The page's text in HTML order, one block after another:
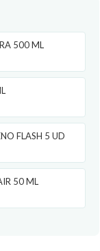
500 ML
FLASH 5 UD
50 ML